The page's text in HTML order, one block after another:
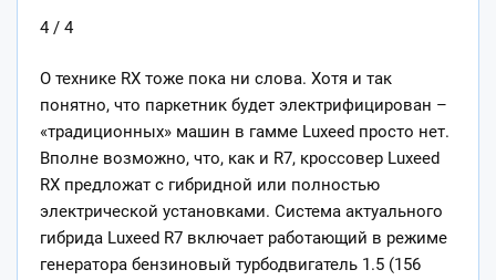
4 / 4
О технике RX тоже пока ни слова. Хотя и так
понятно, что паркетник будет электрифицирован –
«традиционных» машин в гамме Luxeed просто нет.
Вполне возможно, что, как и R7, кроссовер Luxeed
RX предложат с гибридной или полностью
электрической установками. Система актуального
гибрида Luxeed R7 включает работающий в режиме
генератора бензиновый турбодвигатель 1.5 (156